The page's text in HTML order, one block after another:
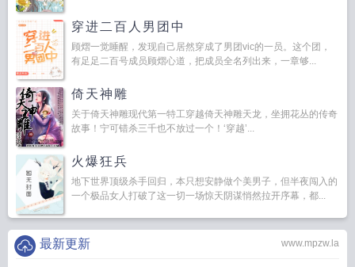
穿进二百人男团中
顾熠一觉睡醒，发现自己居然穿成了男团vic的一员。这个团，
有足足二百号成员顾熠心道，把成员全名列出来，一章够...
倚天神雕
关于倚天神雕现代第一特工穿越倚天神雕天龙，坐拥花丛的传奇
故事！宁可错杀三千也不放过一个！‘穿越’...
火爆狂兵
地下世界顶级杀手回归，本只想安静做个美男子，但半夜闯入的
一个极品女人打破了这一切一场惊天阴谋悄然拉开序幕，都...
www.mpzw.la
最新更新